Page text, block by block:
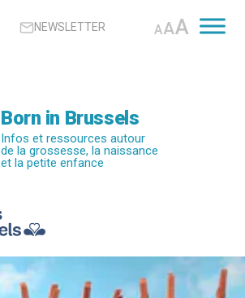
NEWSLETTER AAA
Born in Brussels
Infos et ressources autour
de la grossesse, la naissance
et la petite enfance